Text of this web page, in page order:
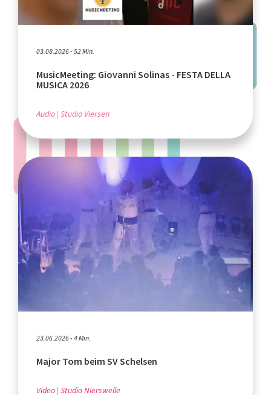
03.08.2026 - 52 Min.
MusicMeeting: Giovanni Solinas - FESTA DELLA
MUSICA 2026
Audio Studio Viersen
23.06.2026 - 4 Min.
Major Tom beim SV Schelsen
Video Studio Nierswelle